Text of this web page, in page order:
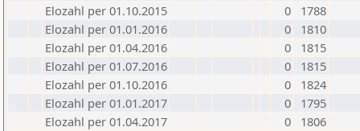
Elozahl per 01.10.2015
0
1788
Elozahl per 01.01.2016
0
1810
Elozahl per 01.04.2016
0
1815
Elozahl per 01.07.2016
0
1815
Elozahl per 01.10.2016
0
1824
Elozahl per 01.01.2017
0
1795
Elozahl per 01.04.2017
0
1806